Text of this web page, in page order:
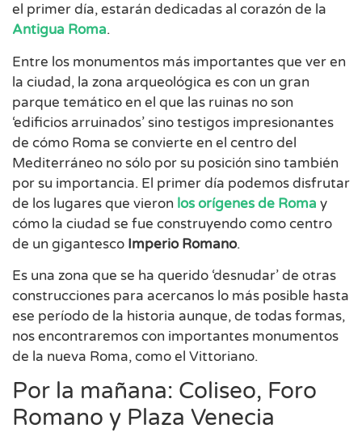
el primer día, estarán dedicadas al corazón de la
Antigua Roma.
Entre los monumentos más importantes que ver en
la ciudad, la zona arqueológica es con un gran
parque temático en el que las ruinas no son
‘edificios arruinados’ sino testigos impresionantes
de cómo Roma se convierte en el centro del
Mediterráneo no sólo por su posición sino también
por su importancia. El primer día podemos disfrutar
de los lugares que vieron los orígenes de Roma y
cómo la ciudad se fue construyendo como centro
de un gigantesco Imperio Romano.
Es una zona que se ha querido ‘desnudar’ de otras
construcciones para acercanos lo más posible hasta
ese período de la historia aunque, de todas formas,
nos encontraremos con importantes monumentos
de la nueva Roma, como el Vittoriano.
Por la mañana: Coliseo, Foro
Romano y Plaza Venecia